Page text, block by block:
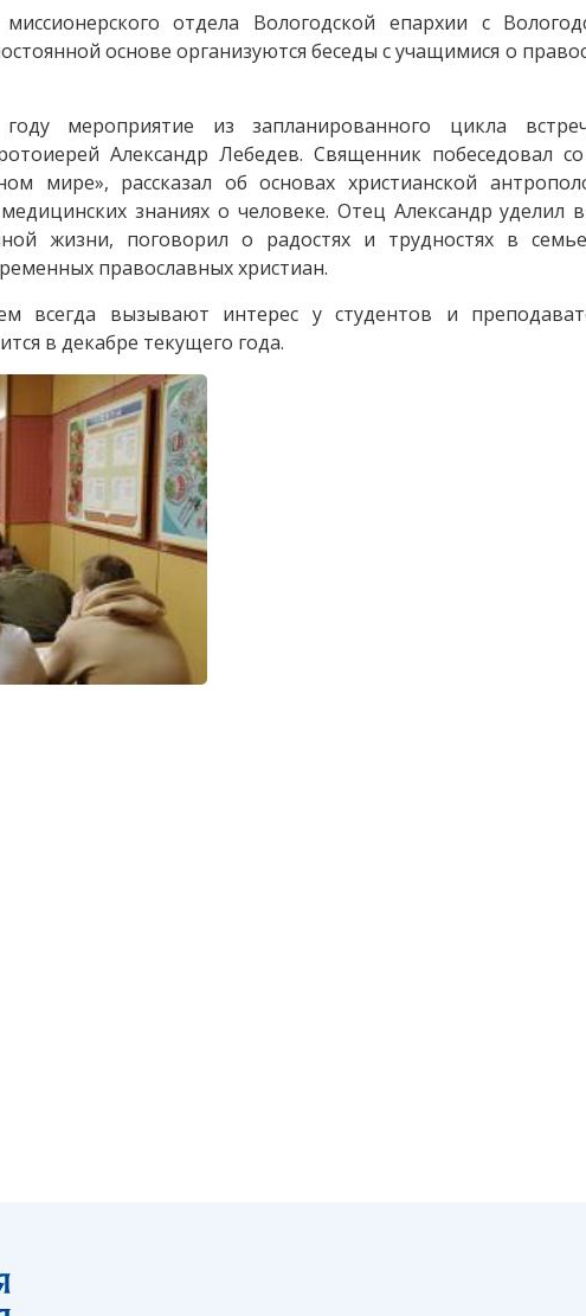
отдела Вологодской епархии с
основе организуются беседы с учащимися о
мероприятие из запланированного цикла
Александр Лебедев. Священник побеседовал
мире», рассказал об основах христианской
медицинских знаниях о человеке. Отец Александр
жизни, поговорил о радостях и трудностях в
православных христиан.
всегда вызывают интерес у студентов и
в декабре текущего года.